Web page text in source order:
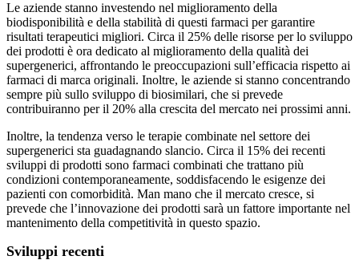
Le aziende stanno investendo nel miglioramento della
biodisponibilità e della stabilità di questi farmaci per garantire
risultati terapeutici migliori. Circa il 25% delle risorse per lo sviluppo
dei prodotti è ora dedicato al miglioramento della qualità dei
supergenerici, affrontando le preoccupazioni sull’efficacia rispetto ai
farmaci di marca originali. Inoltre, le aziende si stanno concentrando
sempre più sullo sviluppo di biosimilari, che si prevede
contribuiranno per il 20% alla crescita del mercato nei prossimi anni.
Inoltre, la tendenza verso le terapie combinate nel settore dei
supergenerici sta guadagnando slancio. Circa il 15% dei recenti
sviluppi di prodotti sono farmaci combinati che trattano più
condizioni contemporaneamente, soddisfacendo le esigenze dei
pazienti con comorbidità. Man mano che il mercato cresce, si
prevede che l’innovazione dei prodotti sarà un fattore importante nel
mantenimento della competitività in questo spazio.
Sviluppi recenti